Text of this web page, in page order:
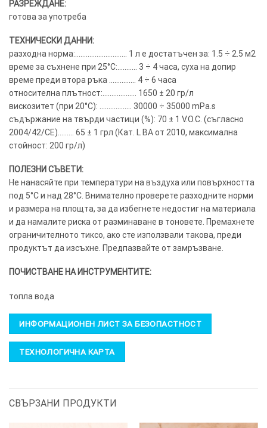
РАЗРЕЖДАНЕ:
готова за употреба
ТЕХНИЧЕСКИ ДАННИ:
разходна норма:……………………….. 1 л е достатъчен за: 1.5 ÷ 2.5 м2
време за съхнене при 25°C:……….. 3 ÷ 4 часа, суха на допир
време преди втора ръка …………… 4 ÷ 6 часа
относителна плътност:………………. 1650 ± 20 гр/л
вискозитет (при 20°C): ……………… 30000 ÷ 35000 mPa.s
съдържание на твърди частици (%): 70 ± 1 V.O.C. (съгласно
2004/42/CE)……… 65 ± 1 грл (Кат. L BA от 2010, максимална
стойност: 200 гр/л)
ПОЛЕЗНИ СЪВЕТИ:
Не нанасяйте при температури на въздуха или повърхността
под 5°C и над 28°C. Внимателно проверете разходните норми
и размера на площта, за да избегнете недостиг на материала
и да намалите риска от разминаване в тоновете. Премахнете
ограничителното тиксо, ако сте използвали такова, преди
продуктът да изсъхне. Предпазвайте от замръзване.
ПОЧИСТВАНЕ НА ИНСТРУМЕНТИТЕ:
топла вода
ИНФОРМАЦИОНЕН ЛИСТ ЗА БЕЗОПАСТНОСТ
ТЕХНОЛОГИЧНА КАРТА
СВЪРЗАНИ ПРОДУКТИ